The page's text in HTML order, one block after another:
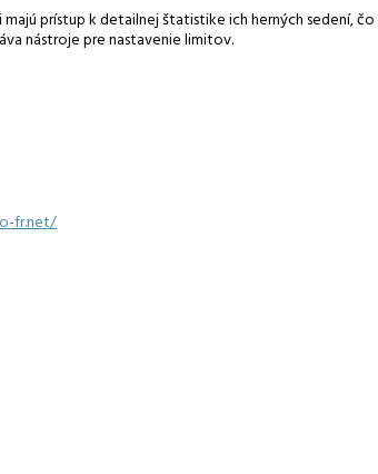
prístup k detailnej štatistike ich herných sedení,
nástroje pre nastavenie limitov.
fr.net/